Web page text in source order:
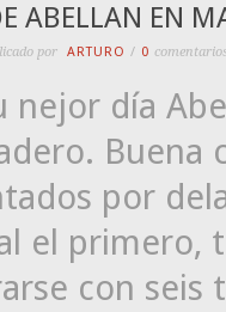
ABELLAN EN
por ARTURO / 0
nejor día
Buena
por
el primero,
con